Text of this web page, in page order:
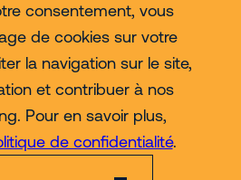
consentement, vous
de cookies sur votre
la navigation sur le site,
et contribuer à nos
Pour en savoir plus,
de confidentialité.